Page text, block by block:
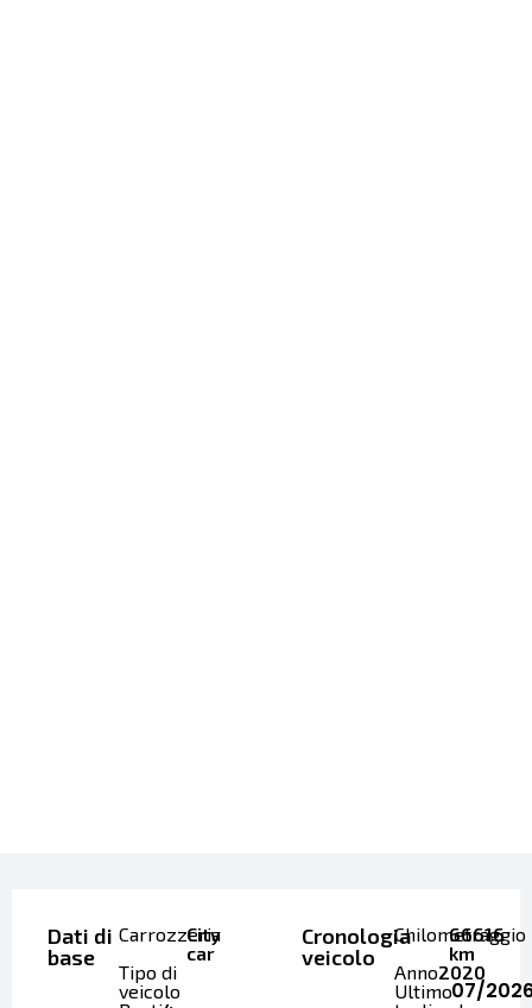
Dati di
base
Carrozzeria
City
car
Tipo di
veicolo
Cronologia
veicolo
Chilometraggio
66616
km
Anno2020
Ultimo07/